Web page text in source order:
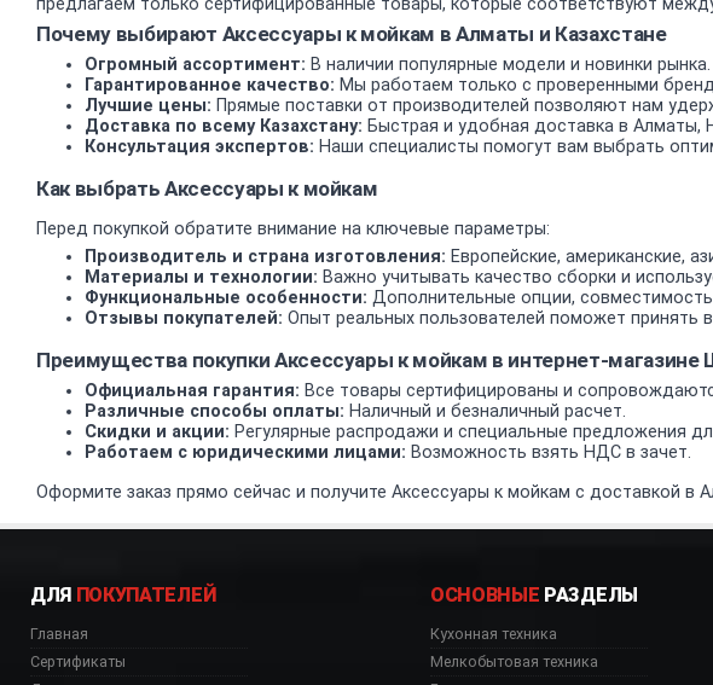
Почему выбирают Аксессуары к мойкам в Алматы и Казахстане
Огромный ассортимент: В наличии популярные модели и новинки рынка.
Гарантированное качество: Мы работаем только с проверенными
Лучшие цены: Прямые поставки от производителей позволяют нам
Доставка по всему Казахстану: Быстрая и удобная доставка в Алматы,
Консультация экспертов: Наши специалисты помогут вам выбрать
Как выбрать Аксессуары к мойкам
Перед покупкой обратите внимание на ключевые параметры:
Производитель и страна изготовления: Европейские, американские,
Материалы и технологии: Важно учитывать качество сборки и
Функциональные особенности: Дополнительные опции,
Отзывы покупателей: Опыт реальных пользователей поможет принять
Преимущества покупки Аксессуары к мойкам в интернет-
Официальная гарантия: Все товары сертифицированы и
Различные способы оплаты: Наличный и безналичный расчет.
Скидки и акции: Регулярные распродажи и специальные предложения
Работаем с юридическими лицами: Возможность взять НДС в зачет.
Оформите заказ прямо сейчас и получите Аксессуары к мойкам с доставкой в
ДЛЯ ПОКУПАТЕЛЕЙ
Главная
Сертификаты
ОСНОВНЫЕ РАЗДЕЛЫ
Кухонная техника
Мелкобытовая техника